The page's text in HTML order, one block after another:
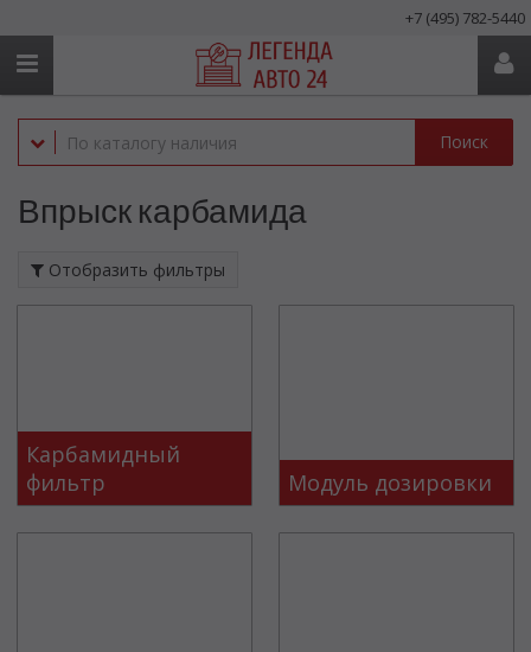
+7 (495) 782-5440
Поиск
Впрыск карбамида
Отобразить фильтры
Карбамидный
фильтр
Модуль дозировки